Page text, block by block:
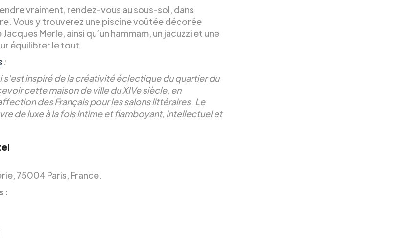
vraiment, rendez-vous au sous-sol, dans
Vous y trouverez une piscine voûtée décorée
Merle, ainsi qu’un hammam, un jacuzzi et une
équilibrer le tout.
:
s’est inspiré de la créativité éclectique du quartier du
cette maison de ville du XIVe siècle, en
des Français pour les salons littéraires. Le
de luxe à la fois intime et flamboyant, intellectuel et
75004 Paris, France.
: